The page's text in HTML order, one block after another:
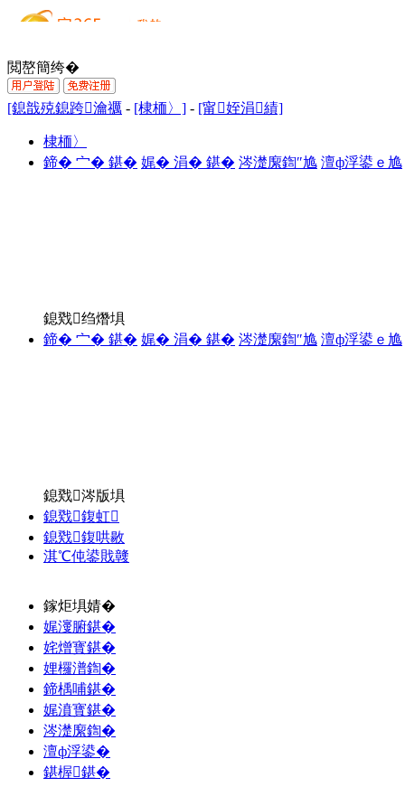
閲嶅簡绔�
[鎴戠殑鎴跨瀹禲 - [棣栭〉] - [甯姪涓績]
棣栭〉
鍗� 宀� 鍖� 娓� 涓� 鍖� 涔濋緳鍧″尯 澶ф浮鍙ｅ尯
鎴戣绉熸埧
鍗� 宀� 鍖� 娓� 涓� 鍖� 涔濋緳鍧″尯 澶ф浮鍙ｅ尯
鎴戣涔版埧
鎴戣鍑虹
鎴戣鍑哄敭
淇℃伅鍙戝竷
鎵炬埧婧�
娓濅腑鍖�
姹熷寳鍖�
娌欏潽鍧�
鍗楀哺鍖�
娓濆寳鍖�
涔濋緳鍧�
澶ф浮鍙�
鍖楃鍖�